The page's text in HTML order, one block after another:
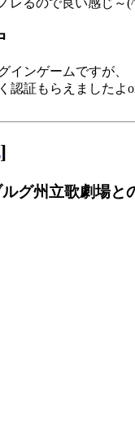
レるので良い感じ～
インゲームですが、
認証もらえましたよ
]
グ州立歌劇場と